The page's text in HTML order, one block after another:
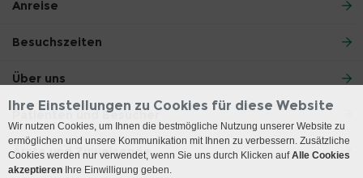
Anreise
Besuchszeiten
Über uns
Patienten und Besucher
Ärzte und Zuweisende
Ihre Einstellungen zu Cookies für diese Website
Wir nutzen Cookies, um Ihnen die bestmögliche Nutzung unserer Website zu
ermöglichen und unsere Kommunikation mit Ihnen zu verbessern. Zusätzliche
Cookies werden nur verwendet, wenn Sie uns durch Klicken aufAlle Cookies
akzeptieren Ihre Einwilligung geben.